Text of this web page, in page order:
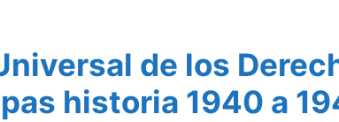
de los
historia 1940 a